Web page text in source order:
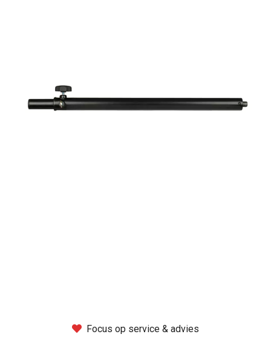
B-stock
Focus op service & advies